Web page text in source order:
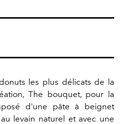
les plus délicats de la
The bouquet, pour la
d'une pâte à beignet
levain naturel et avec une